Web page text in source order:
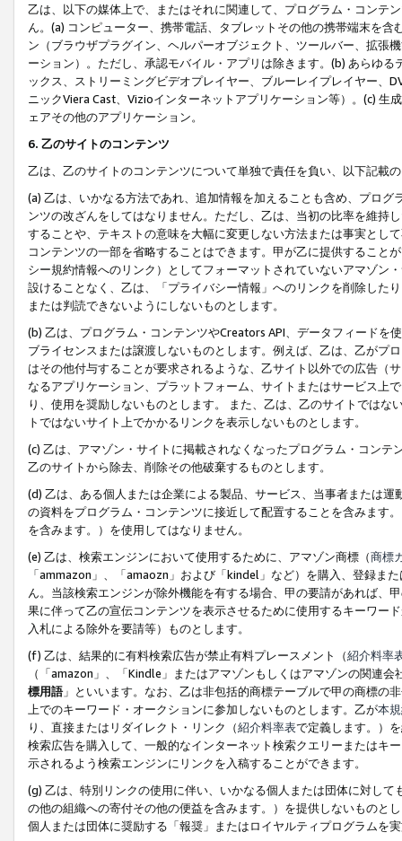
乙は、以下の媒体上で、またはそれに関連して、プログラム・コンテ
ん。(a) コンピューター、携帯電話、タブレットその他の携帯端末を
ン（ブラウザプラグイン、ヘルパーオブジェクト、ツールバー、拡張
ーション）。ただし、承認モバイル・アプリは除きます。(b) あらゆ
ックス、ストリーミングビデオプレイヤー、ブルーレイプレイヤー、
ニックViera Cast、Vizioインターネットアプリケーション等）。(c)
ェアその他のアプリケーション。
6. 乙のサイトのコンテンツ
乙は、乙のサイトのコンテンツについて単独で責任を負い、以下記載
(a) 乙は、いかなる方法であれ、追加情報を加えることも含め、プロ
ンツの改ざんをしてはなりません。ただし、乙は、当初の比率を維持
することや、テキストの意味を大幅に変更しない方法または事実とし
コンテンツの一部を省略することはできます。甲が乙に提供すること
シー規約情報へのリンク）としてフォーマットされていないアマゾン
設けることなく、乙は、「プライバシー情報」へのリンクを削除した
または判読できないようにしないものとします。
(b) 乙は、プログラム・コンテンツやCreators API、データフィード
ブライセンスまたは譲渡しないものとします。例えば、乙は、乙がプ
はその他付与することが要求されるような、乙サイト以外での広告（
なるアプリケーション、プラットフォーム、サイトまたはサービス上
り、使用を奨励しないものとします。 また、乙は、乙のサイトでは
トではないサイト上でかかるリンクを表示しないものとします。
(c) 乙は、アマゾン・サイトに掲載されなくなったプログラム・コン
乙のサイトから除去、削除その他破棄するものとします。
(d) 乙は、ある個人または企業による製品、サービス、当事者または
の資料をプログラム・コンテンツに接近して配置することを含みます
を含みます。）を使用してはなりません。
(e) 乙は、検索エンジンにおいて使用するために、アマゾン商標（商標
「ammazon」、「amaozn」および「kindel」など）を購入、登録ま
ん。当該検索エンジンが除外機能を有する場合、甲の要請があれば、
果に伴って乙の宣伝コンテンツを表示させるために使用するキーワー
入札による除外を要請等）ものとします。
(f) 乙は、結果的に有料検索広告が禁止有料プレースメント（紹介料率
（「amazon」、「Kindle」またはアマゾンもしくはアマゾンの関連
標用語」といいます。なお、乙は非包括的商標テーブルで甲の商標の
上でのキーワード・オークションに参加しないものとします。乙が本
り、直接またはリダイレクト・リンク（紹介料率表で定義します。）
検索広告を購入して、一般的なインターネット検索クエリーまたはキ
示されるよう検索エンジンにリンクを入稿することができます。
(g) 乙は、特別リンクの使用に伴い、いかなる個人または団体に対し
の他の組織への寄付その他の便益を含みます。）を提供しないものと
個人または団体に奨励する「報奨」またはロイヤルティプログラムを